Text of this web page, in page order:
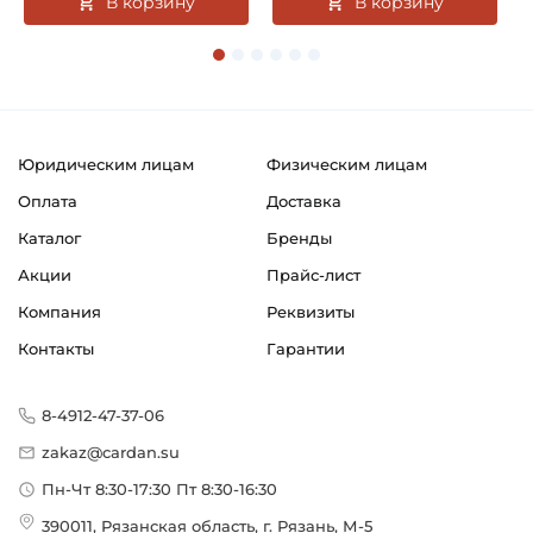
Юридическим лицам
Физическим лицам
Оплата
Доставка
Каталог
Бренды
Акции
Прайс-лист
Компания
Реквизиты
Контакты
Гарантии
8-4912-47-37-06
zakaz@cardan.su
Пн-Чт 8:30-17:30 Пт 8:30-16:30
390011, Рязанская область, г. Рязань, М-5